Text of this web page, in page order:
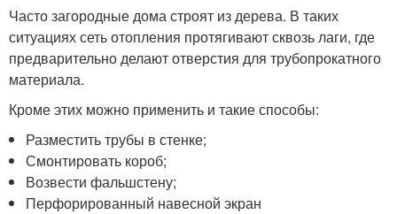
Часто загородные дома строят из дерева. В таких
ситуациях сеть отопления протягивают сквозь лаги, где
предварительно делают отверстия для трубопрокатного
материала.
Кроме этих можно применить и такие способы:
Разместить трубы в стенке;
Смонтировать короб;
Возвести фальшстену;
Перфорированный навесной экран